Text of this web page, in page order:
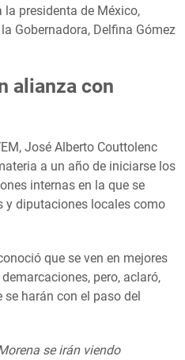
presidenta de México,
Gobernadora, Delfina Gómez
alianza con
José Alberto Couttolenc
a un año de iniciarse los
internas en la que se
y diputaciones locales como
que se ven en mejores
pero, aclaró,
harán con el paso del
se irán viendo